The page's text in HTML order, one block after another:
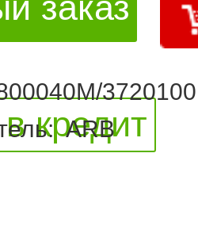
кредит
3720100
ARB